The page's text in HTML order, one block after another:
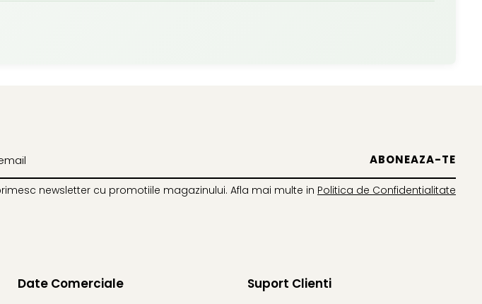
newsletter cu promotiile magazinului. Afla mai multe in Politica de Confidentialitate
Date Comerciale Suport Clienti